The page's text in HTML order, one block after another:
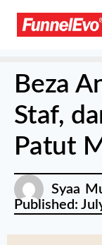
Beza
Staf,
Patut
Syaa
Published: